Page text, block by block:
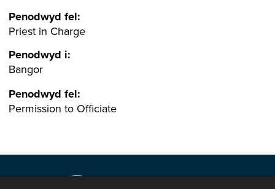
Penodwyd fel:
Priest in Charge
Penodwyd i:
Bangor
Penodwyd fel:
Permission to Officiate